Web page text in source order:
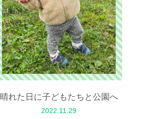
晴れた日に子どもたちと公園へ
2022.11.29